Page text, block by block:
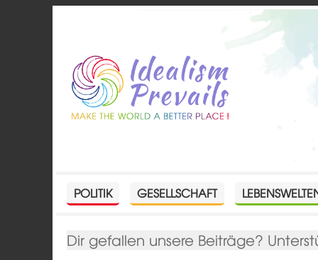
POLITIK GESELLSCHAFT
Dir gefallen unsere Beiträge?